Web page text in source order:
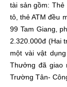
tài sản gồm: Thẻ
tô, thẻ ATM đều
99 Tam Giang,
2.320.000đ (Hai
một vài vật
Thưởng đã giao
Trường Tân-